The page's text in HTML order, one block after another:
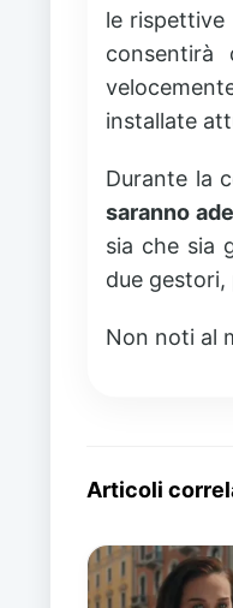
le rispettive
installate
Durante la
saranno
sia che sia
due
Non noti al
Articoli